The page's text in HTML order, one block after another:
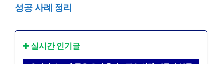
성공 사례 정리
➕ 실시간 인기글